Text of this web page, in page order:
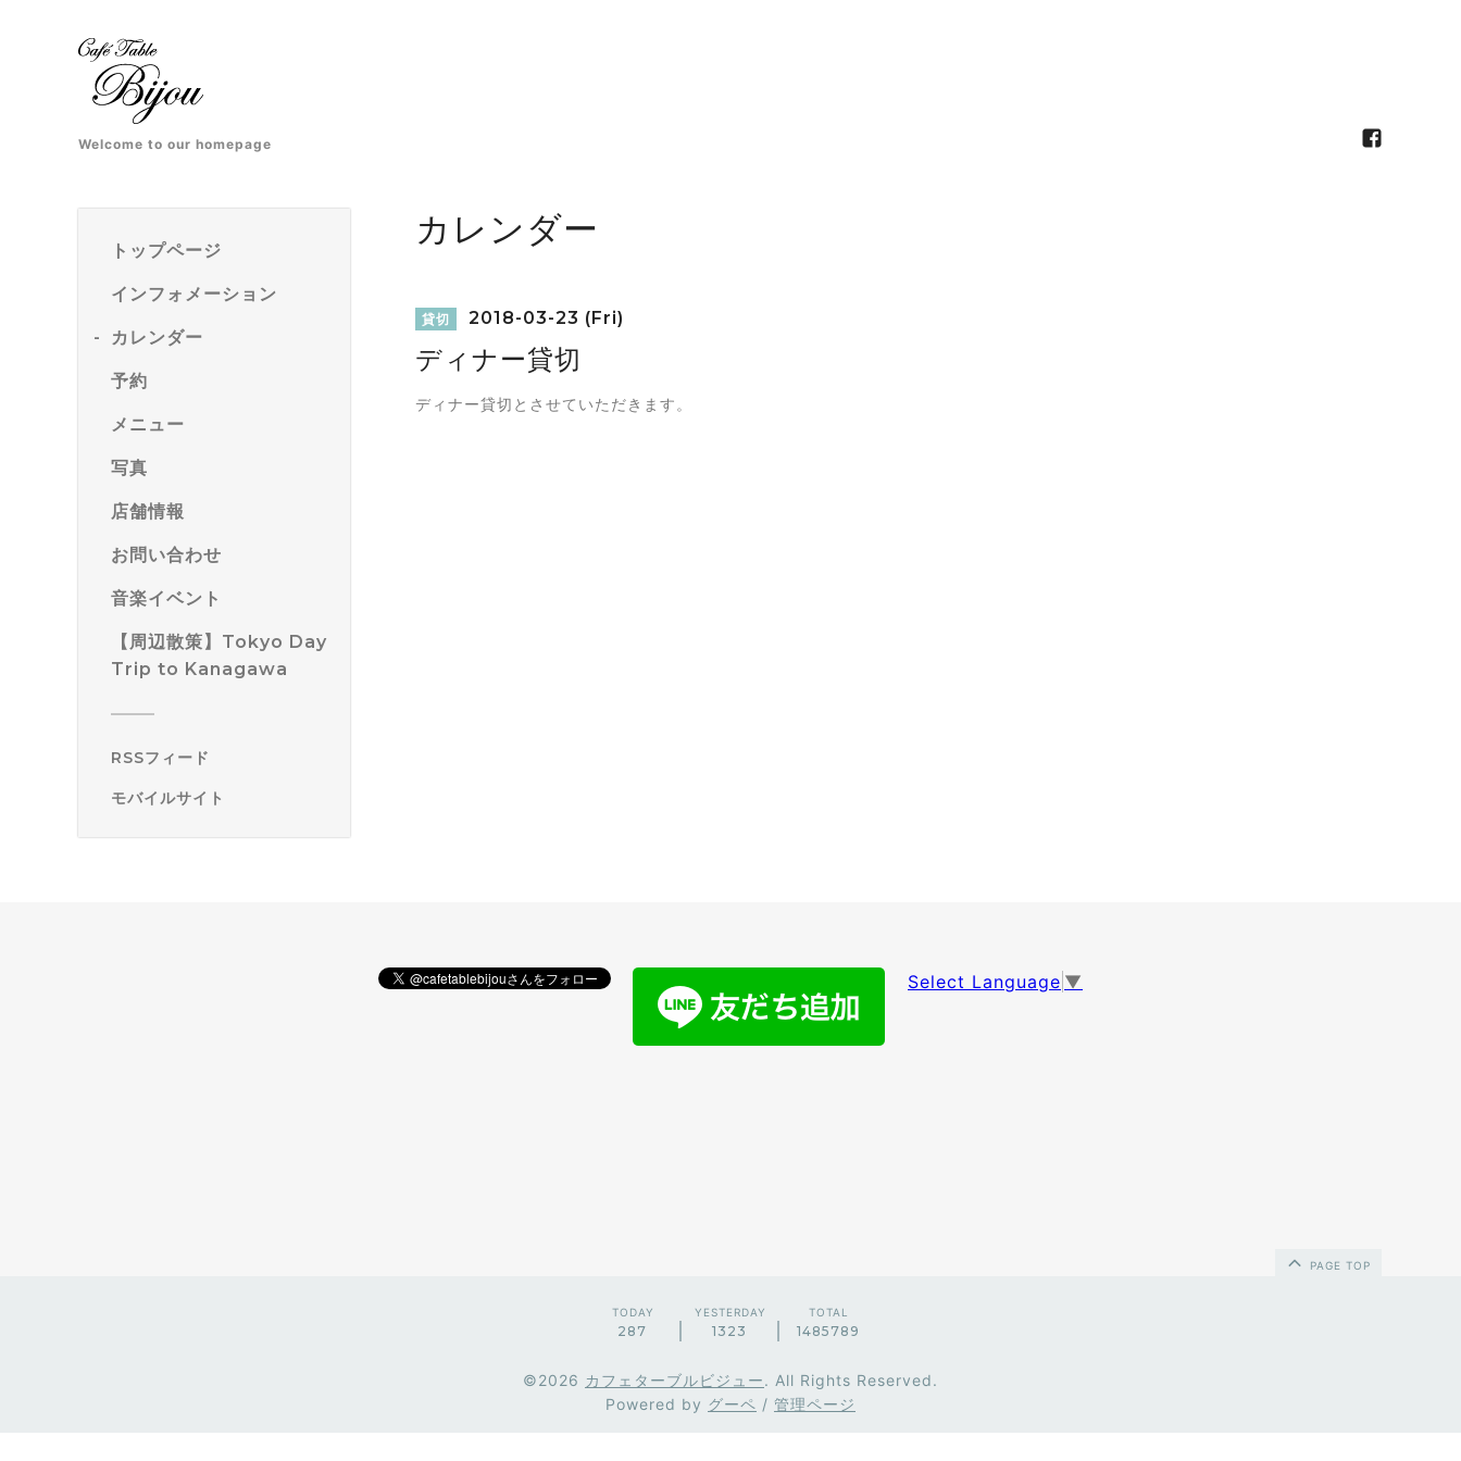
Welcome to our homepage
トップページ
インフォメーション
カレンダー
予約
メニュー
写真
店舗情報
お問い合わせ
音楽イベント
【周辺散策】Tokyo Day
Trip to Kanagawa
RSSフィード
モバイルサイト
カレンダー
貸切 2018-03-23 (Fri)
ディナー貸切
ディナー貸切とさせていただきます。
Select Language ▼
PAGE TOP
TODAY
287
YESTERDAY
1323
TOTAL
1485789
©2026 カフェターブルビジュー. All Rights Reserved.
Powered by グーペ / 管理ページ